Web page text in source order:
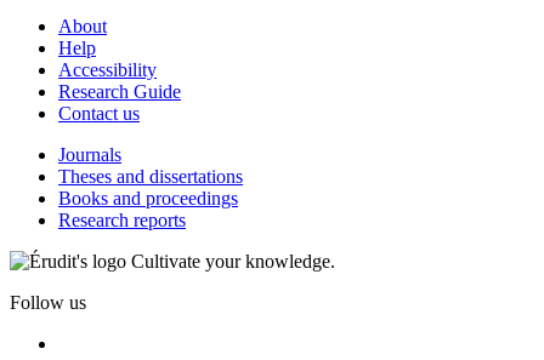
About
Help
Accessibility
Research Guide
Contact us
Journals
Theses and dissertations
Books and proceedings
Research reports
Cultivate your knowledge.
Follow us